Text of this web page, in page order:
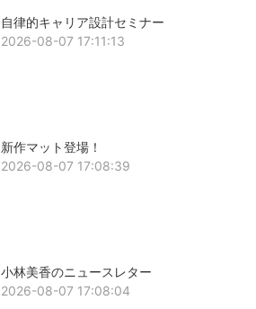
自律的キャリア設計セミナー
2026-08-07 17:11:13
新作マット登場！
2026-08-07 17:08:39
小林美香のニュースレター
2026-08-07 17:08:04